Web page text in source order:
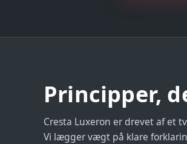
Principper,
Cresta Luxeron er drevet af et
Vi lægger vægt på klare